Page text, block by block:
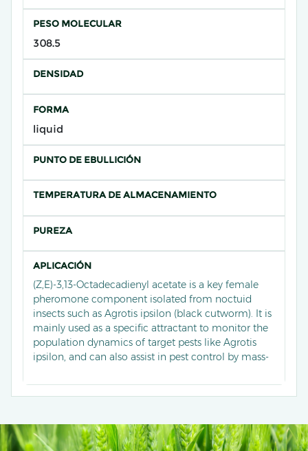
PESO MOLECULAR
308.5
DENSIDAD
FORMA
liquid
PUNTO DE EBULLICIÓN
TEMPERATURA DE ALMACENAMIENTO
PUREZA
APLICACIÓN
(Z,E)-3,13-Octadecadienyl acetate is a key female
pheromone component isolated from noctuid
insects such as Agrotis ipsilon (black cutworm). It is
mainly used as a specific attractant to monitor the
population dynamics of target pests like Agrotis
ipsilon, and can also assist in pest control by mass-
process. In some scenarios, it is compounded with
other pheromone components to further improve
trapping methods, it has less impact on non-target
organisms and higher monitoring accuracy.